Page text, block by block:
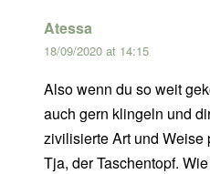
Atessa
18/09/2020 at 14:15
Also wenn du so weit
auch gern klingeln und
zivilisierte Art und Weise
Tja, der Taschentopf.